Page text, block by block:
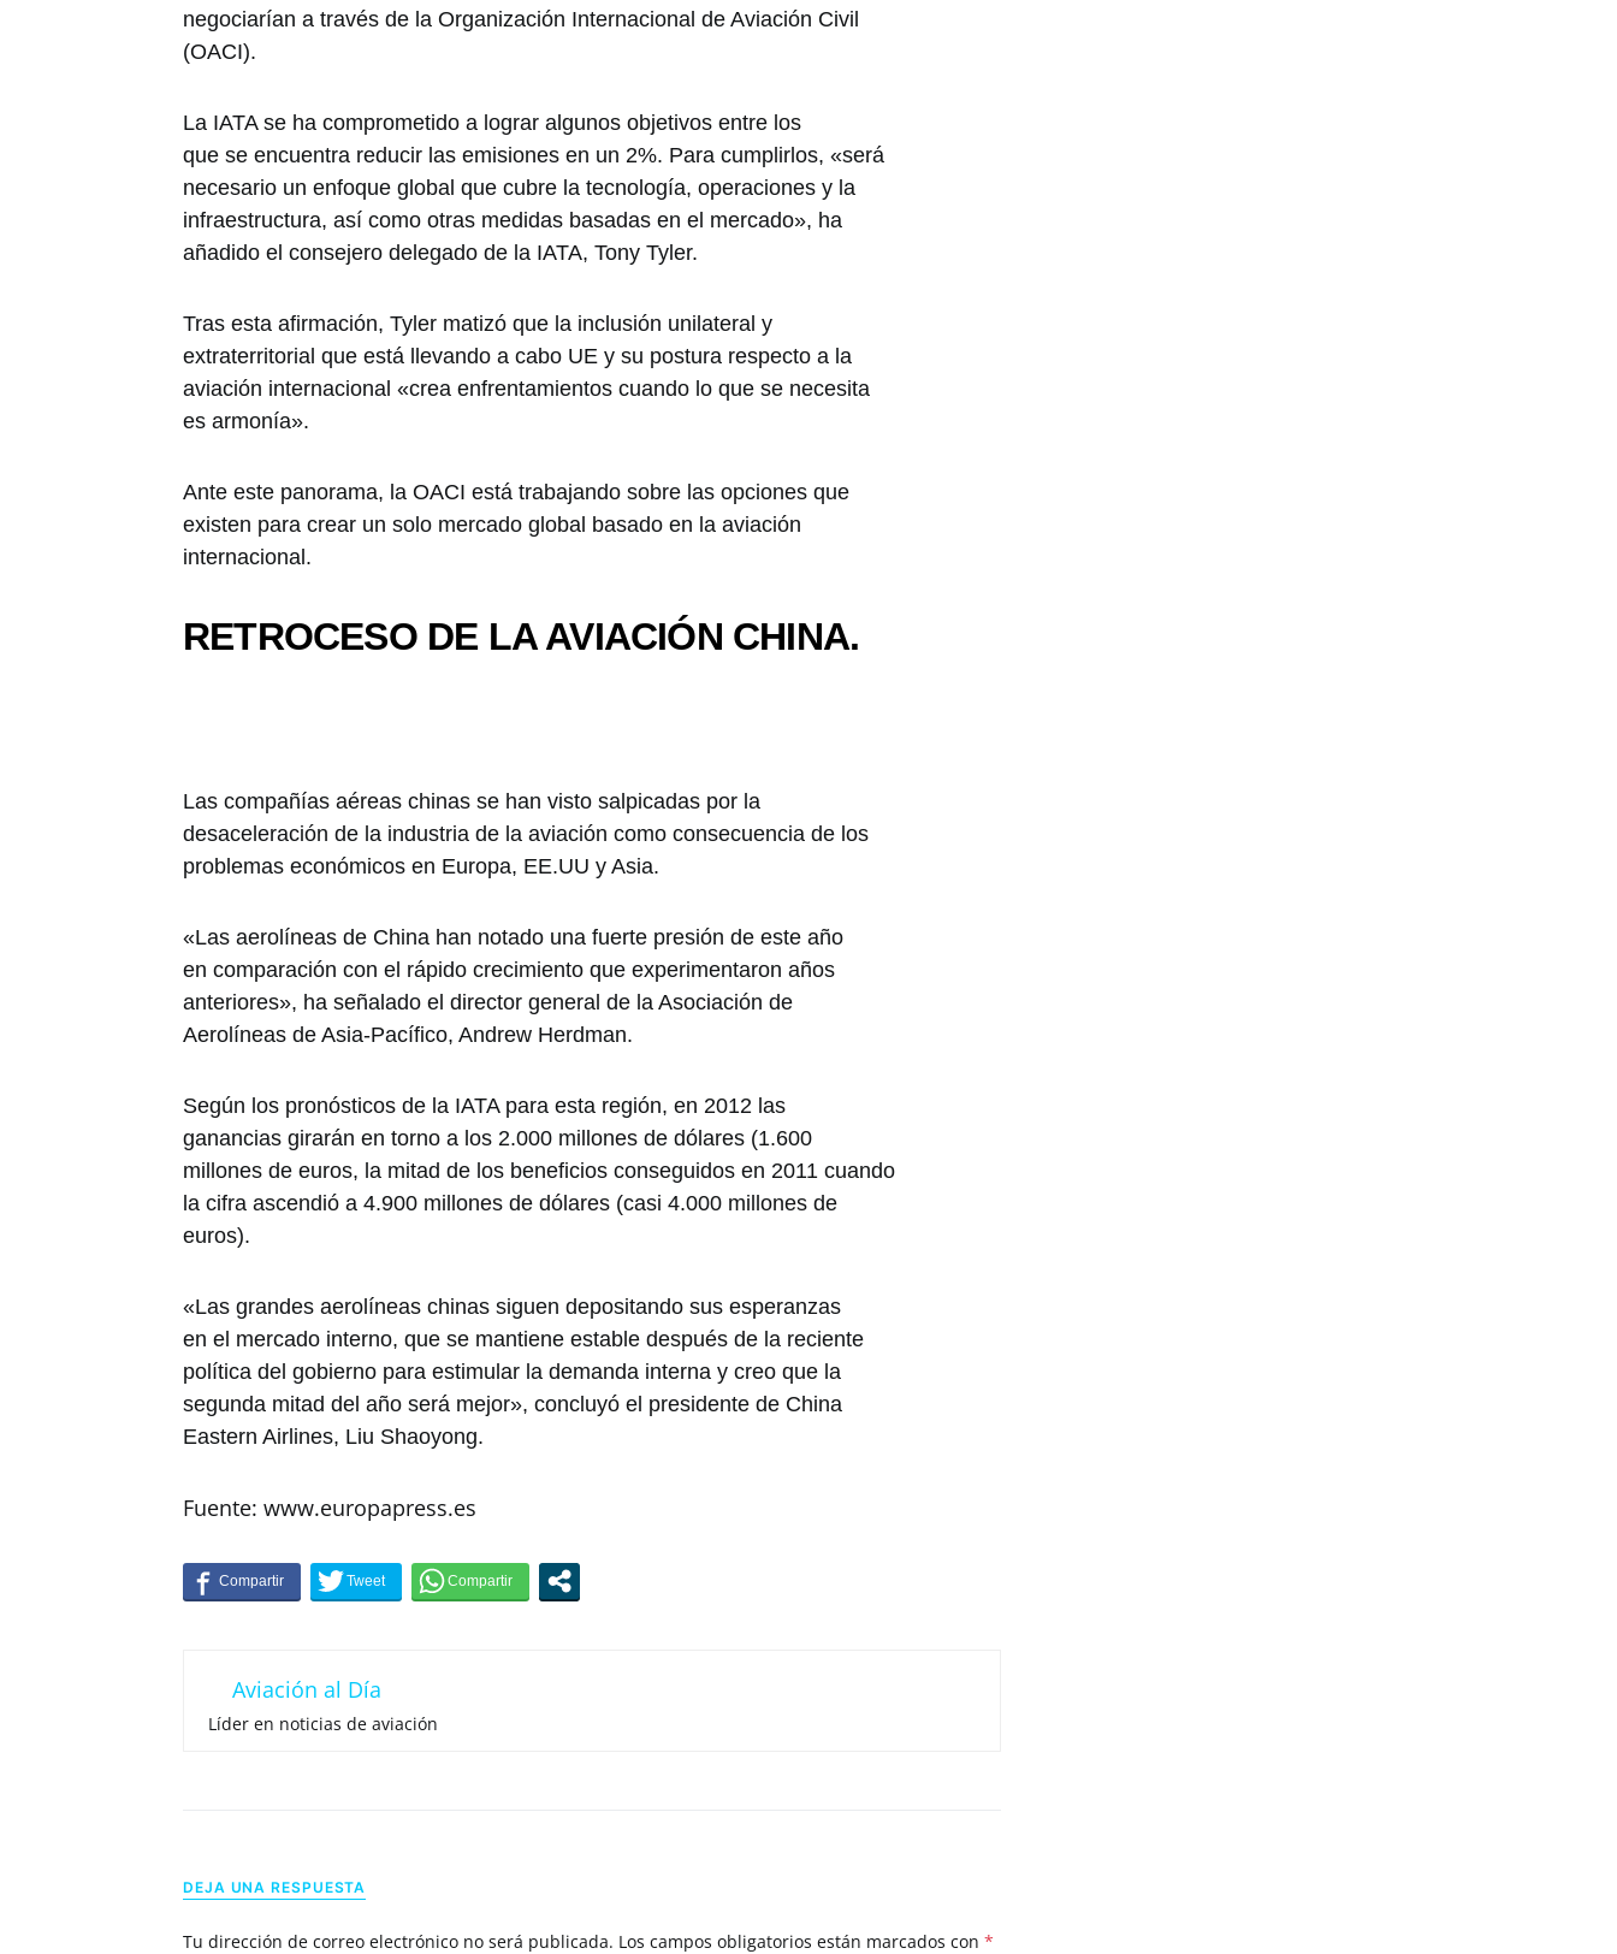
negociarían a través de la Organización Internacional de Aviación Civil
(OACI).
La IATA se ha comprometido a lograr algunos objetivos entre los
que se encuentra reducir las emisiones en un 2%. Para cumplirlos, «será
necesario un enfoque global que cubre la tecnología, operaciones y la
infraestructura, así como otras medidas basadas en el mercado», ha
añadido el consejero delegado de la IATA, Tony Tyler.
Tras esta afirmación, Tyler matizó que la inclusión unilateral y
extraterritorial que está llevando a cabo UE y su postura respecto a la
aviación internacional «crea enfrentamientos cuando lo que se necesita
es armonía».
Ante este panorama, la OACI está trabajando sobre las opciones que
existen para crear un solo mercado global basado en la aviación
internacional.
RETROCESO DE LA AVIACIÓN CHINA.
Las compañías aéreas chinas se han visto salpicadas por la
desaceleración de la industria de la aviación como consecuencia de los
problemas económicos en Europa, EE.UU y Asia.
«Las aerolíneas de China han notado una fuerte presión de este año
en comparación con el rápido crecimiento que experimentaron años
anteriores», ha señalado el director general de la Asociación de
Aerolíneas de Asia-Pacífico, Andrew Herdman.
Según los pronósticos de la IATA para esta región, en 2012 las
ganancias girarán en torno a los 2.000 millones de dólares (1.600
millones de euros, la mitad de los beneficios conseguidos en 2011 cuando
la cifra ascendió a 4.900 millones de dólares (casi 4.000 millones de
euros).
«Las grandes aerolíneas chinas siguen depositando sus esperanzas
en el mercado interno, que se mantiene estable después de la reciente
política del gobierno para estimular la demanda interna y creo que la
segunda mitad del año será mejor», concluyó el presidente de China
Eastern Airlines, Liu Shaoyong.
Fuente: www.europapress.es
Aviación al Día
Líder en noticias de aviación
DEJA UNA RESPUESTA
Tu dirección de correo electrónico no será publicada. Los campos obligatorios están marcados con *